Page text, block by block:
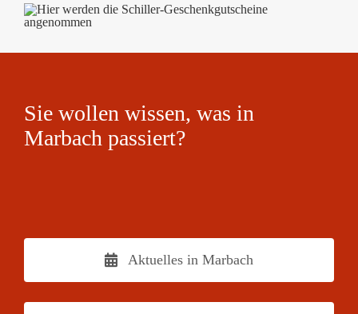
Sie wollen wissen, was in
Marbach passiert?
Aktuelles in Marbach